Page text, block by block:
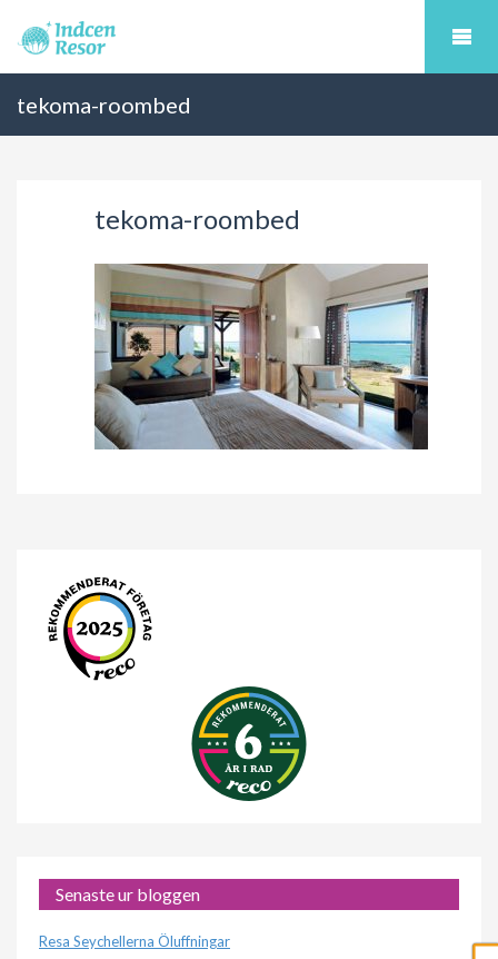
tekoma-roombed
tekoma-roombed
Senaste ur bloggen
Resa Seychellerna Öluffningar